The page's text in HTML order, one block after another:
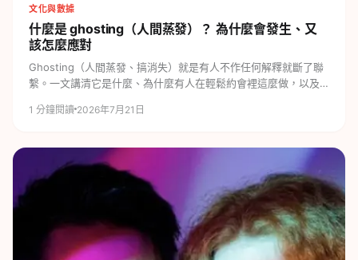
文化與數據
什麼是 ghosting（人間蒸發）？ 為什麼會發生、又
該怎麼應對
Ghosting（人間蒸發、搞消失）就是有人不作任何解釋就斷了聯
繫。一文講清它是什麼、為什麼有人在輕鬆約會裡這麼做，以及
1 分鐘閱讀 2026年7月21日